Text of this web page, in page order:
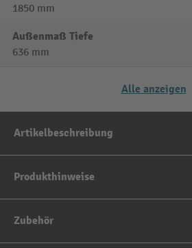
1850 mm
Außenmaß Tiefe
636 mm
Alle anzeigen
Artikelbeschreibung
Produkthinweise
Zubehör